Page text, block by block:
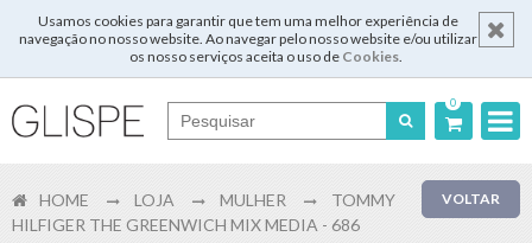
Usamos cookies para garantir que tem uma melhor experiência de
navegação no nosso website. Ao navegar pelo nosso website e/ou utilizar
os nosso serviços aceita o uso de Cookies.
0
English VOLTAR
HOME LOJA MULHER
TOMMY
HILFIGER THE GREENWICH MIX MEDIA - 686